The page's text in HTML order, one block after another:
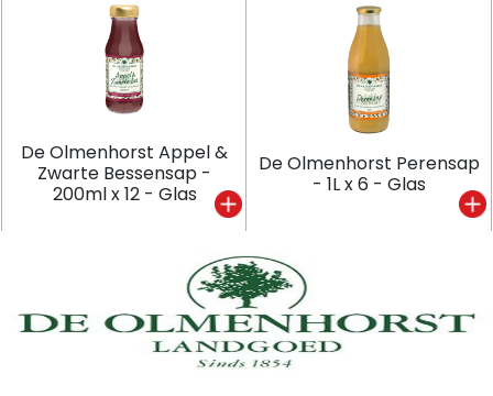
De Olmenhorst Appel &
Zwarte Bessensap -
200ml x 12 - Glas
De Olmenhorst Perensap
- 1L x 6 - Glas